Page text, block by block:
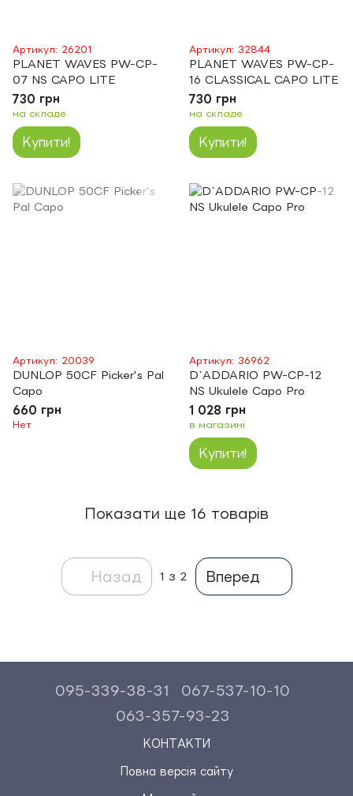
Артикул: 26201
PLANET WAVES PW-CP-
07 NS CAPO LITE
730 грн
на складе
Купити!
Артикул: 32844
PLANET WAVES PW-CP-
16 CLASSICAL CAPO LITE
730 грн
на складе
Купити!
Артикул: 20039
DUNLOP 50CF Picker's Pal
Capo
660 грн
Нет
Артикул: 36962
D`ADDARIO PW-CP-12
NS Ukulele Capo Pro
1 028 грн
в магазині
Купити!
Показати ще 16 товарів
Назад 1 з 2 Вперед
095-339-38-31
067-537-10-10
063-357-93-23
КОНТАКТИ
Повна версія сайту